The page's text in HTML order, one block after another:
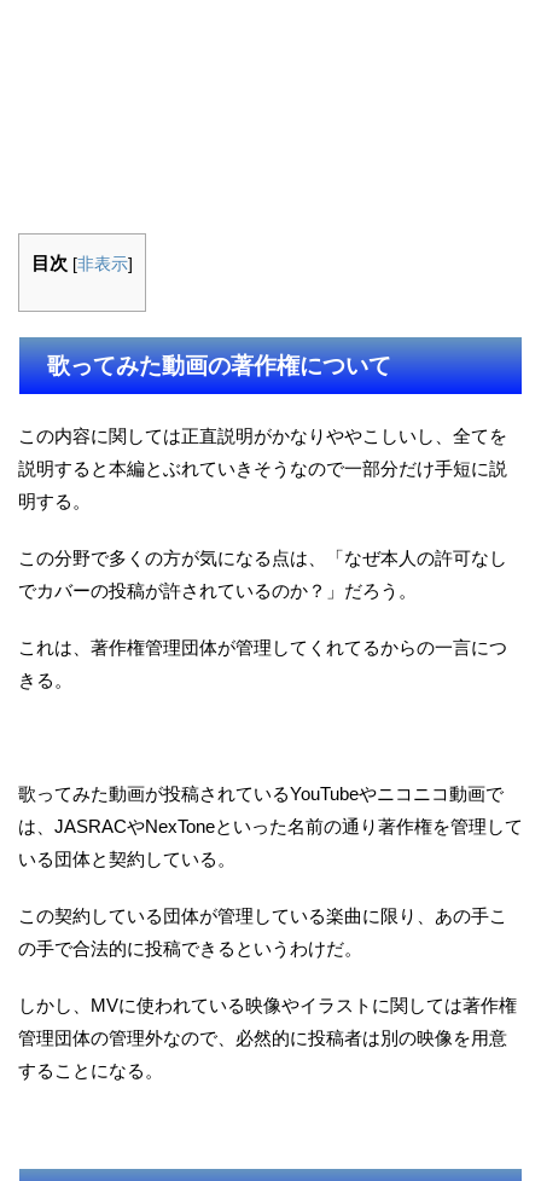
目次 [非表示]
歌ってみた動画の著作権について
この内容に関しては正直説明がかなりややこしいし、全てを
説明すると本編とぶれていきそうなので一部分だけ手短に説
明する。
この分野で多くの方が気になる点は、「なぜ本人の許可なし
でカバーの投稿が許されているのか？」だろう。
これは、著作権管理団体が管理してくれてるからの一言につ
きる。
歌ってみた動画が投稿されているYouTubeやニコニコ動画で
は、JASRACやNexToneといった名前の通り著作権を管理して
いる団体と契約している。
この契約している団体が管理している楽曲に限り、あの手こ
の手で合法的に投稿できるというわけだ。
しかし、MVに使われている映像やイラストに関しては著作権
管理団体の管理外なので、必然的に投稿者は別の映像を用意
することになる。